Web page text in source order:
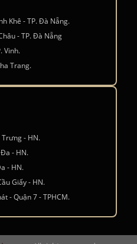
Khê - TP. Đà Nẵng.
- TP. Đà Nẵng
Vinh.
Trang.
Trưng - HN.
- HN.
- HN.
Giấy - HN.
- Quận 7 - TPHCM.